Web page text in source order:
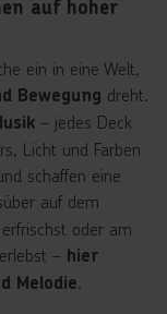
genießen die
dieSpiel und
und
der
für
fantastische
auf hoher
ein in eine Welt,
Bewegung dreht.
– jedes Deck
Licht und Farben
schaffen eine
auf dem
oder am
– hier
Melodie.